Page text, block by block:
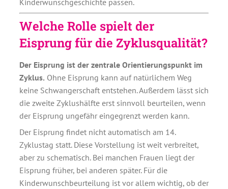
Welche Rolle spielt der
Eisprung für die Zyklusqualität?
Der Eisprung ist der zentrale Orientierungspunkt im
Zyklus. Ohne Eisprung kann auf natürlichem Weg
keine Schwangerschaft entstehen. Außerdem lässt sich
die zweite Zyklushälfte erst sinnvoll beurteilen, wenn
der Eisprung ungefähr eingegrenzt werden kann.
Der Eisprung findet nicht automatisch am 14.
Zyklustag statt. Diese Vorstellung ist weit verbreitet,
aber zu schematisch. Bei manchen Frauen liegt der
Eisprung früher, bei anderen später. Für die
Kinderwunschbeurteilung ist vor allem wichtig, ob der